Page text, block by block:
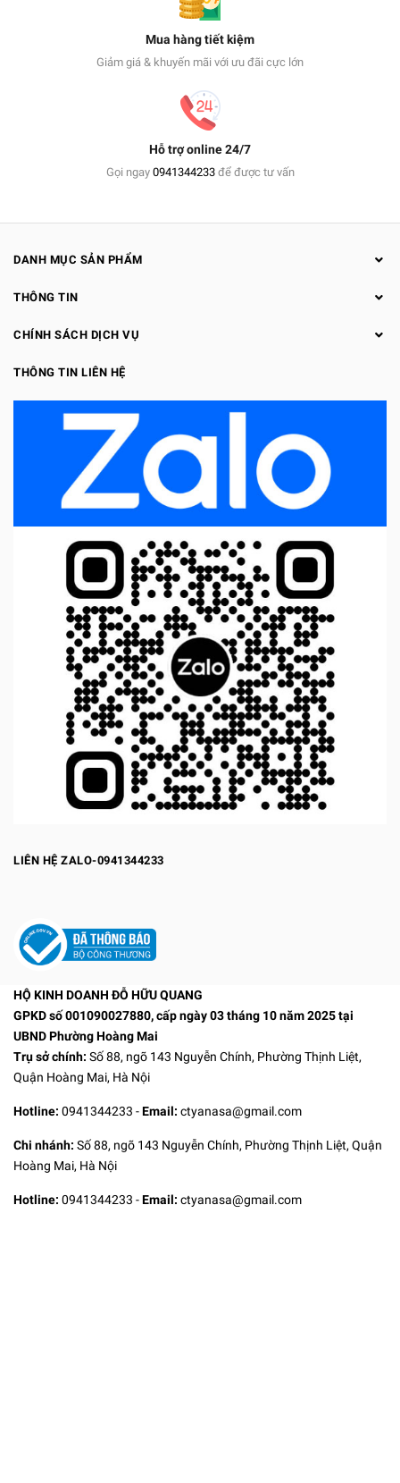
Mua hàng tiết kiệm
Giảm giá & khuyến mãi với ưu đãi cực lớn
Hỗ trợ online 24/7
Gọi ngay 0941344233để được tư vấn
DANH MỤC SẢN PHẨM
THÔNG TIN
CHÍNH SÁCH DỊCH VỤ
THÔNG TIN LIÊN HỆ
LIÊN HỆ ZALO-0941344233
HỘ KINH DOANH ĐỖ HỮU QUANG
GPKD số 001090027880, cấp ngày 03 tháng 10 năm 2025 tại
UBND Phường Hoàng Mai
Trụ sở chính: Số 88, ngõ 143 Nguyễn Chính, Phường Thịnh Liệt,
Quận Hoàng Mai, Hà Nội
Hotline: 0941344233 -Email: ctyanasa@gmail.com
Chi nhánh: Số 88, ngõ 143 Nguyễn Chính, Phường Thịnh Liệt, Quận
Hoàng Mai, Hà Nội
Hotline: 0941344233 -Email: ctyanasa@gmail.com